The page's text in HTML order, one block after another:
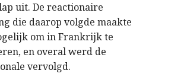
uit. De reactionaire
die daarop volgde maakte
om in Frankrijk te
en overal werd de
vervolgd.